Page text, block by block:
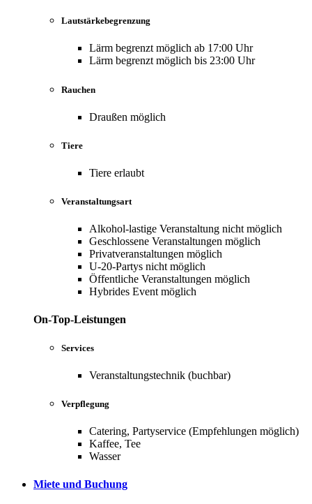
Lautstärkebegrenzung
Lärm begrenzt möglich ab 17:00 Uhr
Lärm begrenzt möglich bis 23:00 Uhr
Rauchen
Draußen möglich
Tiere
Tiere erlaubt
Veranstaltungsart
Alkohol-lastige Veranstaltung nicht möglich
Geschlossene Veranstaltungen möglich
Privatveranstaltungen möglich
U-20-Partys nicht möglich
Öffentliche Veranstaltungen möglich
Hybrides Event möglich
On-Top-Leistungen
Services
Veranstaltungstechnik (buchbar)
Verpflegung
Catering, Partyservice (Empfehlungen möglich)
Kaffee, Tee
Wasser
Miete und Buchung